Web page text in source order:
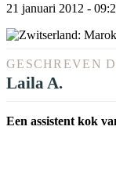
21 januari 2012 -
GESCHREVEN
Laila A.
Een assistent kok